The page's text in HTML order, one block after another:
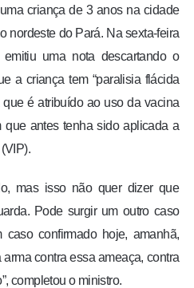
criança de 3 anos na cidade
nordeste do Pará. Na sexta-feira
uma nota descartando o
a criança tem “paralisia flácida
é atribuído ao uso da vacina
que antes tenha sido aplicada a
mas isso não quer dizer que
Pode surgir um outro caso
confirmado hoje, amanhã,
contra essa ameaça, contra
completou o ministro.